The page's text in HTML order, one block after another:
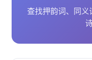
查找押韵词、同义